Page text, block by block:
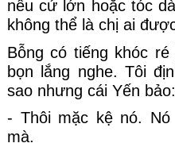
nếu cứ lớn hoặc tóc
không thể là chị ai
Bỗng có tiếng khóc
bọn lắng nghe. Tôi
sao nhưng cái Yến bảo:
- Thôi mặc kệ nó.
mà.